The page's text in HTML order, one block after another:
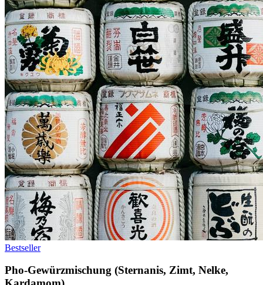
Bestseller
Pho-Gewürzmischung (Sternanis, Zimt, Nelke,